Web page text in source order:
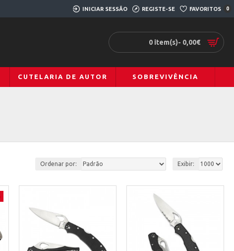
INICIAR SESSÃO REGISTE-SE FAVORITOS 0
0 item(s)- 0,00€
CUTELARIA DE AUTOR SOBREVIVÊNCIA
Ordenar por: Exibir: